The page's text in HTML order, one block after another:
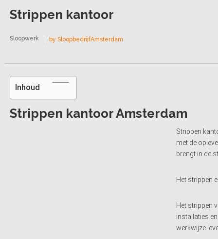
Strippen kantoor
by SloopbedrijfAmsterdam
Sloopwerk
Inhoud
Strippen kantoor Amsterdam
Strippen
met de
brengt in de
Het strippen
Het strippen
installaties
werkwijze